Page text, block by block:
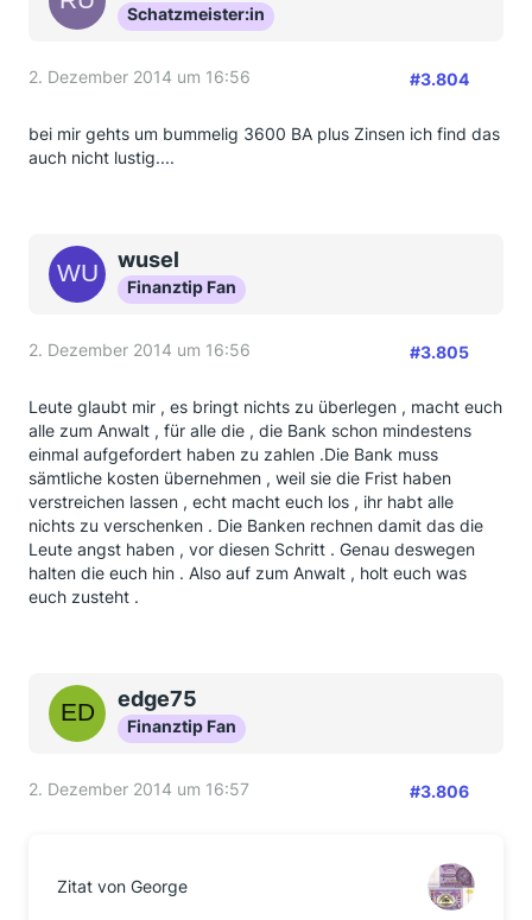
Schatzmeister:in
2. Dezember 2014 um 16:56 #3.804
bei mir gehts um bummelig 3600 BA plus Zinsen ich find das
auch nicht lustig....
wusel
Finanztip Fan
2. Dezember 2014 um 16:56 #3.805
Leute glaubt mir , es bringt nichts zu überlegen , macht euch
alle zum Anwalt , für alle die , die Bank schon mindestens
einmal aufgefordert haben zu zahlen .Die Bank muss
sämtliche kosten übernehmen , weil sie die Frist haben
verstreichen lassen , echt macht euch los , ihr habt alle
nichts zu verschenken . Die Banken rechnen damit das die
Leute angst haben , vor diesen Schritt . Genau deswegen
halten die euch hin . Also auf zum Anwalt , holt euch was
euch zusteht .
edge75
Finanztip Fan
2. Dezember 2014 um 16:57 #3.806
Zitat von George